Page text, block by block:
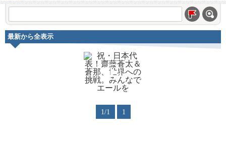
最新から全表示
1/1 1